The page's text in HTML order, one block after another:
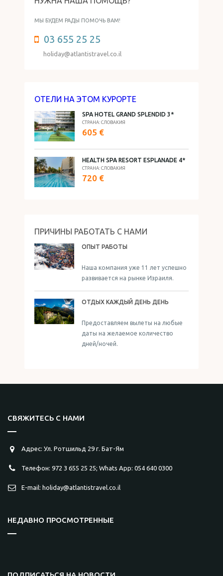
МЫ БУДЕМ РАДЫ ПОМОЧЬ ВАМ!
03 655 25 25
holiday@atlantistravel.co.il
ОТЕЛИ НА ЭТОМ КУРОРТЕ
SPA HOTEL GRAND SPLENDID 3*
СТРАНА: СЛОВАКИЯ
605 €
HEALTH SPA RESORT ESPLANADE 4*
СТРАНА: СЛОВАКИЯ
720 €
ПРИЧИНЫ РАБОТАТЬ С НАМИ
ОПЫТ РАБОТЫ
Наша компания уже 11 лет успешно
развивается на рынке Израиля.
ОТДЫХ КАЖДЫЙ ДЕНЬ ДЕНЬ
Предоставляем вылеты на любые
даты на желаемое количество
дней/ночей.
СВЯЖИТЕСЬ С НАМИ
Адрес: Ул. Ротшильд 29 г. Бат-Ям
Телефон: 972 3 655 25 25; Whats App: 054 640 0300
E-mail: holiday@atlantistravel.co.il
НЕДАВНО ПРОСМОТРЕННЫЕ